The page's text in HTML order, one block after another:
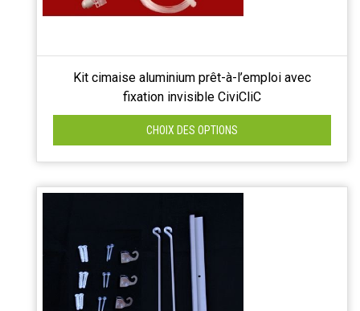
Kit cimaise aluminium prêt-à-l’emploi avec
fixation invisible CiviCliC
CHOIX DES OPTIONS